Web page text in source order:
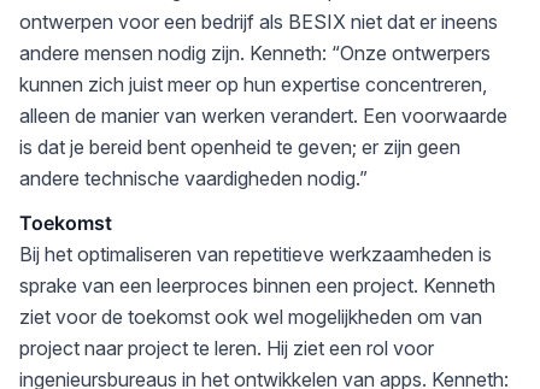
ontwerpen voor een bedrijf als BESIX niet dat er ineens
andere mensen nodig zijn. Kenneth: “Onze ontwerpers
kunnen zich juist meer op hun expertise concentreren,
alleen de manier van werken verandert. Een voorwaarde
is dat je bereid bent openheid te geven; er zijn geen
andere technische vaardigheden nodig.”
Toekomst
Bij het optimaliseren van repetitieve werkzaamheden is
sprake van een leerproces binnen een project. Kenneth
ziet voor de toekomst ook wel mogelijkheden om van
project naar project te leren. Hij ziet een rol voor
ingenieursbureaus in het ontwikkelen van apps. Kenneth: